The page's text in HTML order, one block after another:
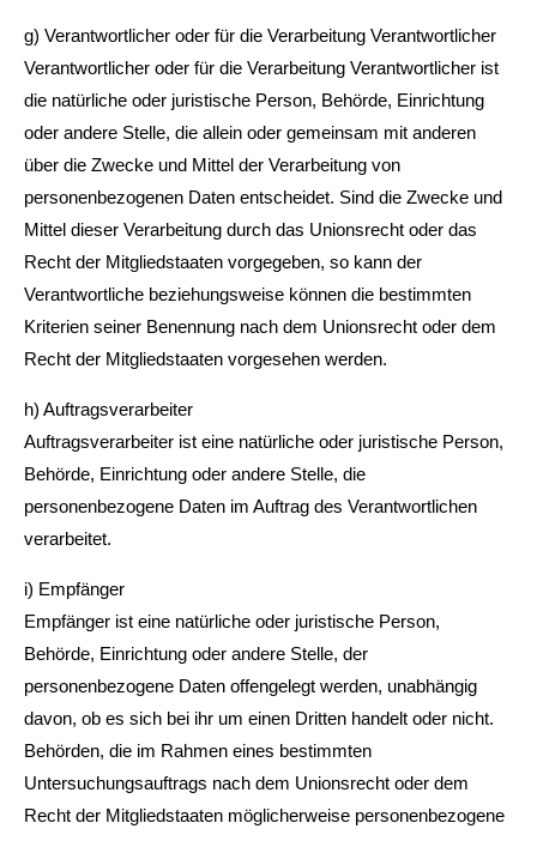
g) Verantwortlicher oder für die Verarbeitung Verantwortlicher
Verantwortlicher oder für die Verarbeitung Verantwortlicher ist
die natürliche oder juristische Person, Behörde, Einrichtung
oder andere Stelle, die allein oder gemeinsam mit anderen
über die Zwecke und Mittel der Verarbeitung von
personenbezogenen Daten entscheidet. Sind die Zwecke und
Mittel dieser Verarbeitung durch das Unionsrecht oder das
Recht der Mitgliedstaaten vorgegeben, so kann der
Verantwortliche beziehungsweise können die bestimmten
Kriterien seiner Benennung nach dem Unionsrecht oder dem
Recht der Mitgliedstaaten vorgesehen werden.
h) Auftragsverarbeiter
Auftragsverarbeiter ist eine natürliche oder juristische Person,
Behörde, Einrichtung oder andere Stelle, die
personenbezogene Daten im Auftrag des Verantwortlichen
verarbeitet.
i) Empfänger
Empfänger ist eine natürliche oder juristische Person,
Behörde, Einrichtung oder andere Stelle, der
personenbezogene Daten offengelegt werden, unabhängig
davon, ob es sich bei ihr um einen Dritten handelt oder nicht.
Behörden, die im Rahmen eines bestimmten
Untersuchungsauftrags nach dem Unionsrecht oder dem
Recht der Mitgliedstaaten möglicherweise personenbezogene